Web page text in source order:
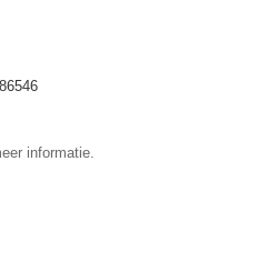
informatie.